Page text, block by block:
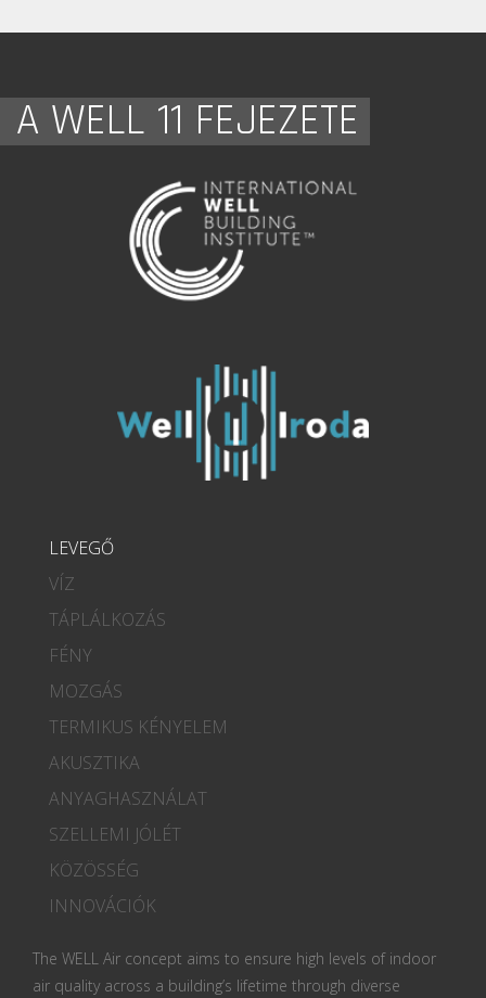
A WELL 11 FEJEZETE
LEVEGŐ
VÍZ
TÁPLÁLKOZÁS
FÉNY
MOZGÁS
TERMIKUS KÉNYELEM
AKUSZTIKA
ANYAGHASZNÁLAT
SZELLEMI JÓLÉT
KÖZÖSSÉG
INNOVÁCIÓK
The WELL Air concept aims to ensure high levels of indoor
air quality across a building’s lifetime through diverse